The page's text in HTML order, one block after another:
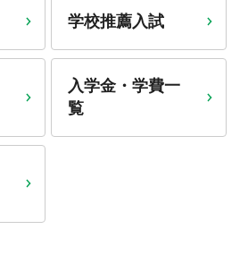
学校推薦入試
入学金・学費一
覧